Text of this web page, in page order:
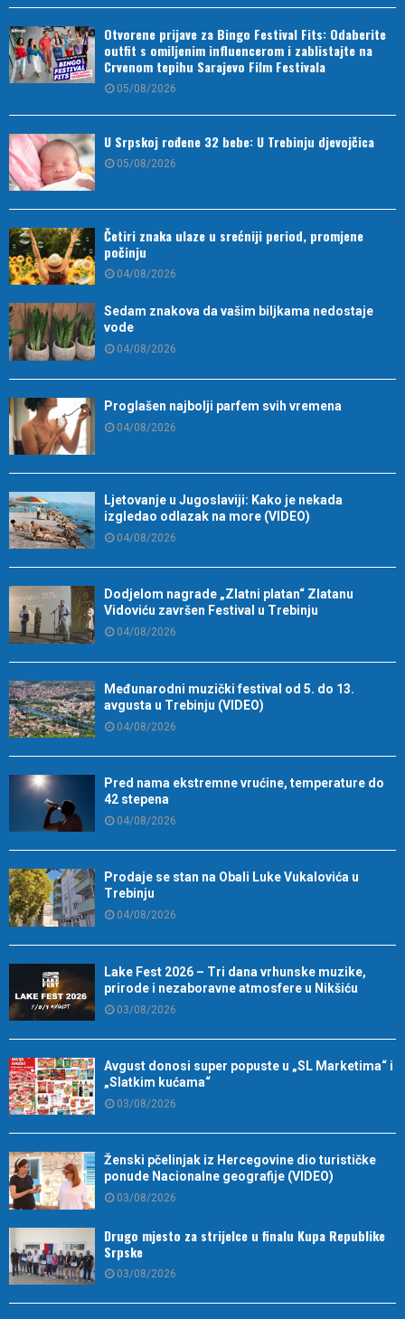
Otvorene prijave za Bingo Festival Fits: Odaberite
outfit s omiljenim influencerom i zablistajte na
Crvenom tepihu Sarajevo Film Festivala
05/08/2026
U Srpskoj rođene 32 bebe: U Trebinju djevojčica
05/08/2026
Četiri znaka ulaze u srećniji period, promjene
počinju
04/08/2026
Sedam znakova da vašim biljkama nedostaje
vode
04/08/2026
Proglašen najbolji parfem svih vremena
04/08/2026
Ljetovanje u Jugoslaviji: Kako je nekada
izgledao odlazak na more (VIDEO)
04/08/2026
Dodjelom nagrade „Zlatni platan“ Zlatanu
Vidoviću završen Festival u Trebinju
04/08/2026
Međunarodni muzički festival od 5. do 13.
avgusta u Trebinju (VIDEO)
04/08/2026
Pred nama ekstremne vrućine, temperature do
42 stepena
04/08/2026
Prodaje se stan na Obali Luke Vukalovića u
Trebinju
04/08/2026
Lake Fest 2026 – Tri dana vrhunske muzike,
prirode i nezaboravne atmosfere u Nikšiću
03/08/2026
Avgust donosi super popuste u „SL Marketima“ i
„Slatkim kućama“
03/08/2026
Ženski pčelinjak iz Hercegovine dio turističke
ponude Nacionalne geografije (VIDEO)
03/08/2026
Drugo mjesto za strijelce u finalu Kupa Republike
Srpske
03/08/2026